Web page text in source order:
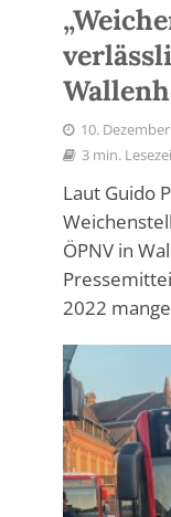
10.
3 min.
Laut Guido
ÖPNV in
2022